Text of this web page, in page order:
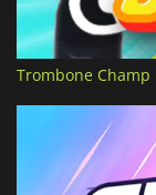
Trombone Champ